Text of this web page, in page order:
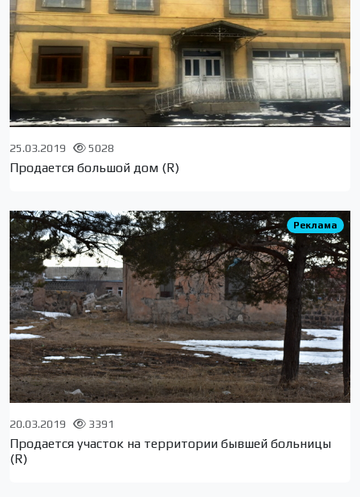
25.03.2019 5028
Продается большой дом (R)
Реклама
20.03.2019 3391
Продается участок на территории бывшей больницы
(R)